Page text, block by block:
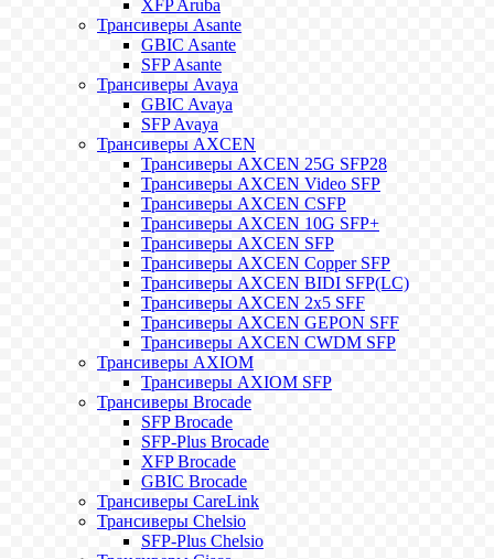
XFP Aruba
Трансиверы Asante
GBIC Asante
SFP Asante
Трансиверы Avaya
GBIC Avaya
SFP Avaya
Трансиверы AXCEN
Трансиверы AXCEN 25G SFP28
Трансиверы AXCEN Video SFP
Трансиверы AXCEN CSFP
Трансиверы AXCEN 10G SFP+
Трансиверы AXCEN SFP
Трансиверы AXCEN Copper SFP
Трансиверы AXCEN BIDI SFP(LC)
Трансиверы AXCEN 2x5 SFF
Трансиверы AXCEN GEPON SFF
Трансиверы AXCEN CWDM SFP
Трансиверы AXIOM
Трансиверы AXIOM SFP
Трансиверы Brocade
SFP Brocade
SFP-Plus Brocade
XFP Brocade
GBIC Brocade
Трансиверы CareLink
Трансиверы Chelsio
SFP-Plus Chelsio